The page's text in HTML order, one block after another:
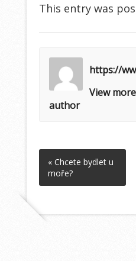
This entry was
https://
View
author
« Chcete bydlet u
moře?